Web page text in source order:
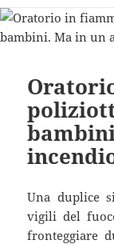
Una duplice
vigili del
fronteggiare